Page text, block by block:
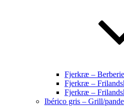
Fjerkræ –
Fjerkræ –
Fjerkræ –
Ibérico gris – Grill/pande